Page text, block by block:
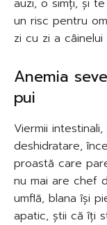
un risc pentru
zi cu zi a câinelui
Anemia
pui
Viermii
deshidratare,
proastă care
nu mai are chef
umflă, blana își
apatic, știi că îți